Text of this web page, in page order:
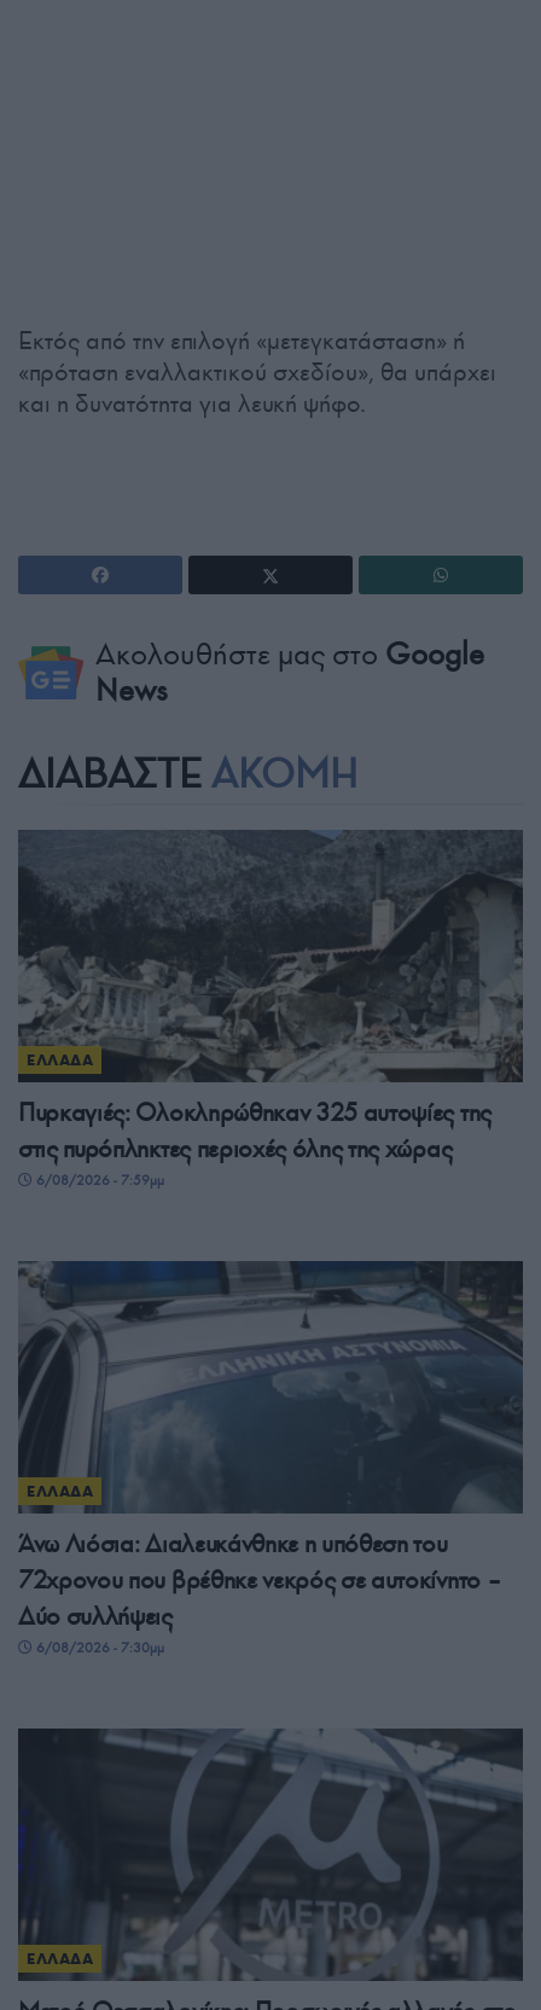
Εκτός από την επιλογή «μετεγκατάσταση» ή
«πρόταση εναλλακτικού σχεδίου», θα υπάρχει
και η δυνατότητα για λευκή ψήφο.
Ακολουθήστε μας στο Google
News
ΔΙΑΒΑΣΤΕ ΑΚΟΜΗ
ΕΛΛΑΔΑ
Πυρκαγιές: Ολοκληρώθηκαν 325 αυτοψίες της
στις πυρόπληκτες περιοχές όλης της χώρας
6/08/2026 - 7:59μμ
ΕΛΛΑΔΑ
Άνω Λιόσια: Διαλευκάνθηκε η υπόθεση του
72χρονου που βρέθηκε νεκρός σε αυτοκίνητο –
Δύο συλλήψεις
6/08/2026 - 7:30μμ
ΕΛΛΑΔΑ